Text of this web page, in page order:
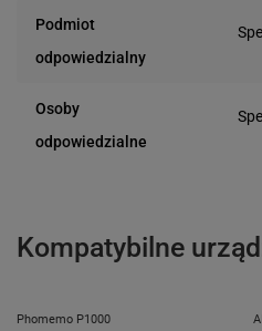
Podmiot
odpowiedzialny
e-
Osoby
odpowiedzialne
Kompatybilne
Phomemo P1000